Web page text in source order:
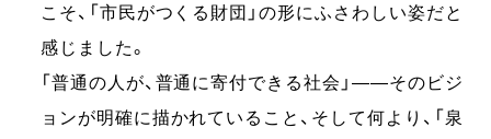
こそ、「市民がつくる財団」の形にふさわしい姿だと
感じました。
「普通の人が、普通に寄付できる社会」――そのビジ
ョンが明確に描かれていること、そして何より、「泉